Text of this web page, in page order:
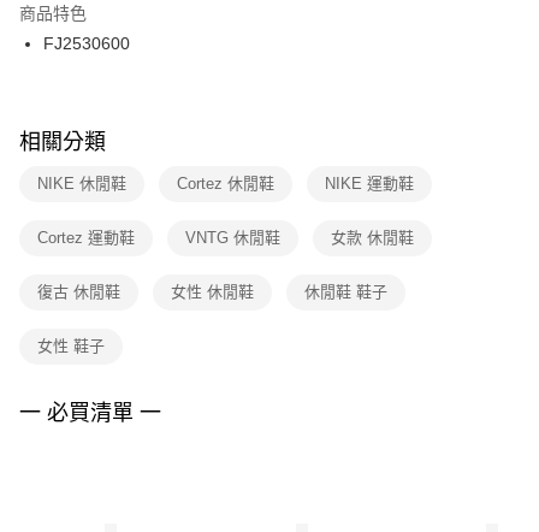
２．訂單成立數日內，您將收到繳費通知簡訊。
３．收到繳費通知簡訊後14天內，點擊此簡訊中的連結，可透過四大超商／
ATM／網路銀行／等多元方式進行付款，方視為交易完成。
※ 交易是否成功請以「AFTEE先享後付 」之結帳頁面顯示為準，若有關於
是否繳費成功／繳費後需取消欲退款等相關疑問，請聯繫「AFTEE先享後付
客戶支援中心」
https://netprotections.freshdesk.com/support/home
１．透過由恩沛科技股份有限公司提供之「AFTEE先享後付」服務完成之交
權轉讓予恩沛科技股份有限公司。
３．未成年的使用者請事先徵得法定代理人或監護人之同意方可使用
４．使用「AFTEE先享後付」時，將依據個別帳號之用戶狀況，依本公司即
付款後門市自取
每筆NT$100，滿NT$1,500(含以上)免運費
商品特色
FJ2530600
相關分類
NIKE 休閒鞋 Cortez 休閒鞋 NIKE 運動鞋
Cortez 運動鞋 VNTG 休閒鞋 女款 休閒鞋
復古 休閒鞋 女性 休閒鞋 休閒鞋 鞋子
女性 鞋子
一 必買清單 一